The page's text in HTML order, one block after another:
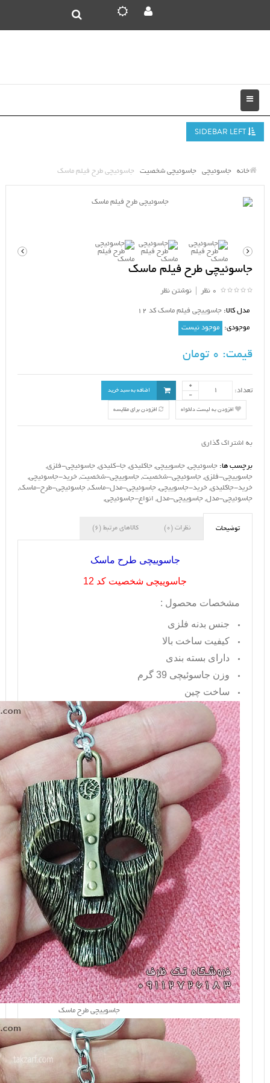
خانه جاسوئیچی جاسوئیچی شخصیت جاسوئیچی طرح فیلم ماسک
جاسوئیچی طرح فیلم ماسک
0 نظر نوشتن نظر
مدل کالا: جاسوییچی فیلم ماسک کد 12
موجودی: موجود نیست
قیمت:
تعداد: اضافه به سبد خرید
افزودن به لیست دلخواه افزودن برای مقایسه
به اشتراک گذاری
برچسب ها: جاسوئیچی, جاسوییچی, جاکلیدی, جا-کلیدی, جاسوئیچی-فلزی,
جاسوییچی-فلزی, جاسوئیچی-شخصیت, جاسوییچی-شخصیت, خرید-جاسوئیچی,
خرید-جاکلیدی, خرید-جاسوییچی, جاسوئیچی-مدل-ماسک, جاسوئیچی-طرح-ماسک,
جاسوئیچی-مدل, جاسوییچی-مدل, انواع-جاسوئیچی,
توضیحات نظرات (0) کالاهای مرتبط (6)
جاسوییچی طرح ماسک
جاسوییچی شخصیت کد 12
مشخصات محصول :
جنس بدنه فلزی
کیفیت ساخت بالا
دارای بسته بندی
وزن جاسوئیچی 39 گرم
ساخت چین
جاسوییچی طرح ماسک